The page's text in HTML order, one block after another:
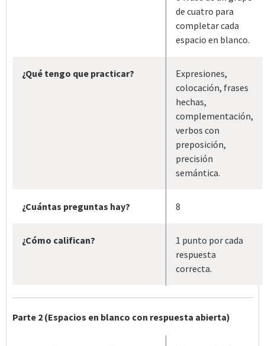
de cuatro para
completar cada
espacio en blanco.
¿Qué tengo que practicar?
Expresiones,
colocación, frases
hechas,
complementación,
verbos con
preposición,
precisión
semántica.
¿Cuántas preguntas hay? 8
¿Cómo califican?
1 punto por cada
respuesta
correcta.
Parte 2 (Espacios en blanco con respuesta abierta)